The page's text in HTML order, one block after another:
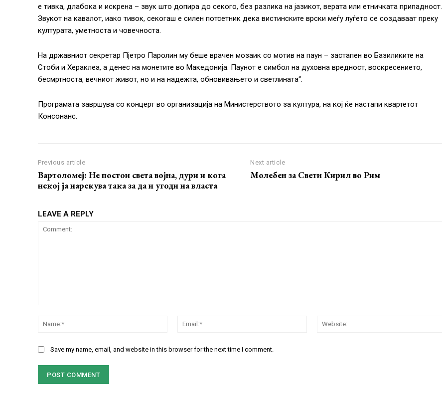
е тивка, длабока и искрена – звук што допира до секого, без разлика на јазикот, верата или етничката припадност.
Звукот на кавалот, иако тивок, секогаш е силен потсетник дека вистинските врски меѓу луѓето се создаваат преку
културата, уметноста и човечноста.
На државниот секретар Пјетро Паролин му беше врачен мозаик со мотив на паун – застапен во Базиликите на
Стоби и Хераклеа, а денес на монетите во Македонија. Паунот е симбол на духовна вредност, воскресението,
бесмртноста, вечниот живот, но и на надежта, обновивањето и светлината“.
Програмата завршува со концерт во организација на Министерството за култура, на кој ќе настапи квартетот
Консонанс.
Previous article
Вартоломеј: Не постои света војна, дури и кога
некој ја нарекува така за да и угоди на власта
Next article
Молебен за Свети Кирил во Рим
LEAVE A REPLY
Name:*
Email:*
Save my name, email, and website in this browser for the next time I comment.